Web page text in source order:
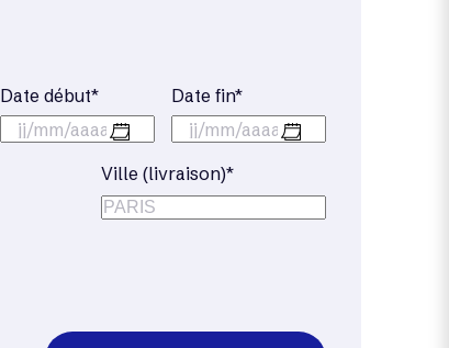
Date début*
jj/mm/aaaa
Date fin*
jj/mm/aaaa
Ville (livraison)*